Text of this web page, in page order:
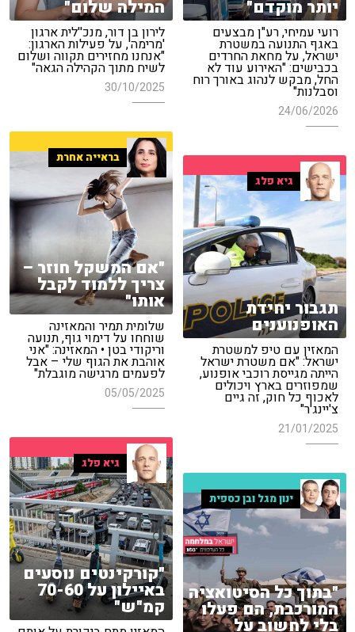
יותר מוקדם"
רועי עמיחי, רע"ן מבצעים
באגף התנועה במשטרת
ישראל, על מחאת החרדים
בכבישים: "האירוע עוד לא
החל, מבקש לנהוג באורך רוח
וסבלנות"
24/06/2026
המילה שלום"
לירון בן דור, מנכ''לית ארגון
'מרימה', על פעילות הארגון:
"אנחנו מחזירים תקווה ושלום
לשיח מתוך הקהילה הגאה"
30/10/2025
בראייה אחרת
"אם המשקל חוזר –
צריך ללמוד לקבל
אותו"
שלומית תמיר והמאזינה
שוחחו על דימוי גוף, תנועה
וריקודי בטן • המאזינה: "אני
אוהבת את הגוף שלי – אבל
לפעמים מרגישה מוגבלת"
05/05/2025
גיא פלג
תגבור יחידת
האופנוענים
המאזין עם טיפ למשטרת
ישראל: "אם משטרת ישראל
הייתה מגייסת רוכבי אופנוע,
שמפוזרים בארץ ויכולים
לאכוף כל חוק, זה גיים
צ'יינג'ר"
21/01/2025
גיא פלג
"קורקינטים נוסעים
באיילון על 70-60
קמ"ש"
ינון מגל ובן כספית
"בתוך כל הסיטואציה
המורכבת, הם פעלו
בלי לחשוב על